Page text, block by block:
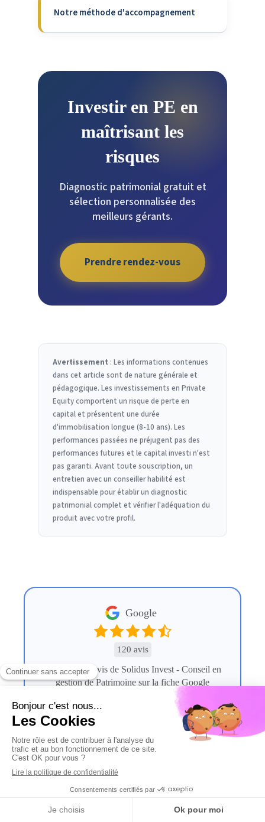
Appeler Localisation
Notre méthode d'accompagnement
Investir en PE en
maîtrisant les
risques
Diagnostic patrimonial gratuit et
sélection personnalisée des
meilleurs gérants.
Prendre rendez-vous
Avertissement : Les informations contenues
dans cet article sont de nature générale et
pédagogique. Les investissements en Private
Equity comportent un risque de perte en
capital et présentent une durée
d'immobilisation longue (8-10 ans). Les
performances passées ne préjugent pas des
performances futures et le capital investi n'est
pas garanti. Avant toute souscription, un
entretien avec un conseiller habilité est
indispensable pour établir un diagnostic
patrimonial complet et vérifier l'adéquation du
produit avec votre profil.
Google
120 avis
Voir tous les avis de Solidus Invest - Conseil en
gestion de Patrimoine sur la fiche Google
Aimer l'article